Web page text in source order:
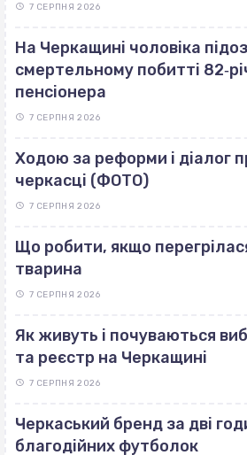
7 СЕРПНЯ 2026
На Черкащині чоловіка
смертельному побитті
пенсіонера
7 СЕРПНЯ 2026
Ходою за реформи і діалог
черкасці (ФОТО)
7 СЕРПНЯ 2026
Що робити, якщо
тварина
7 СЕРПНЯ 2026
Як живуть і почуваються
та реєстр на Черкащині
7 СЕРПНЯ 2026
Черкаський бренд за дві
благодійних футболок